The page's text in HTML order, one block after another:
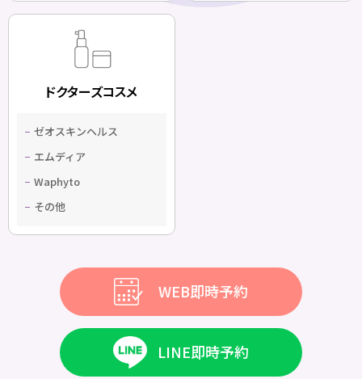
ドクターズコスメ
ゼオスキンヘルス
エムディア
Waphyto
その他
WEB即時予約
LINE即時予約